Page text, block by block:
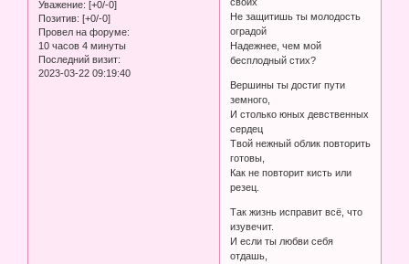
Уважение: [+0/-0]
Позитив: [+0/-0]
Провел на форуме:
10 часов 4 минуты
Последний визит:
2023-03-22 09:19:40
Не защитишь ты молодость
оградой
Надежнее, чем мой
бесплодный стих?
Вершины ты достиг пути
земного,
И столько юных девственных
сердец
Твой нежный облик повторить
готовы,
Как не повторит кисть или
резец.
Так жизнь исправит всё, что
изувечит.
И если ты любви себя
отдашь,